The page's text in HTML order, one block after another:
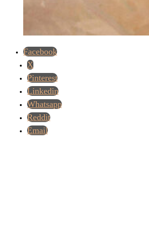
Facebook
X
Pinterest
Linkedin
Whatsapp
Reddit
Email